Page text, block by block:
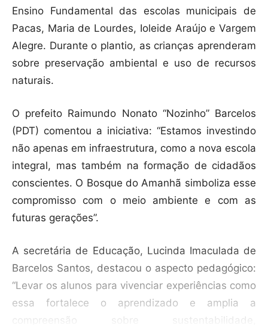
Ensino Fundamental das escolas municipais de
Pacas, Maria de Lourdes, Ioleide Araújo e Vargem
Alegre. Durante o plantio, as crianças aprenderam
sobre preservação ambiental e uso de recursos
naturais.
O prefeito Raimundo Nonato “Nozinho” Barcelos
(PDT) comentou a iniciativa: “Estamos investindo
não apenas em infraestrutura, como a nova escola
integral, mas também na formação de cidadãos
conscientes. O Bosque do Amanhã simboliza esse
compromisso com o meio ambiente e com as
futuras gerações”.
A secretária de Educação, Lucinda Imaculada de
Barcelos Santos, destacou o aspecto pedagógico:
“Levar os alunos para vivenciar experiências como
essa fortalece o aprendizado e amplia a
compreensão sobre sustentabilidade,